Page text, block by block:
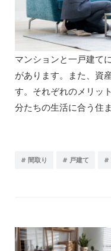
マンションと一戸建て
があります。また、資
す。それぞれのメリッ
分たちの生活に合う住
# 間取り # 戸建て #